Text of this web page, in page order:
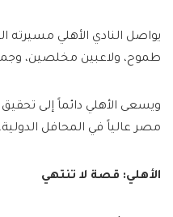
يواصل النادي الأهلي مسيرته
طموح، ولاعبين مخلصين،
ويسعى الأهلي دائماً إلى
مصر عالياً في المحافل الدولية.
الأهلي: قصة لا تنتهي